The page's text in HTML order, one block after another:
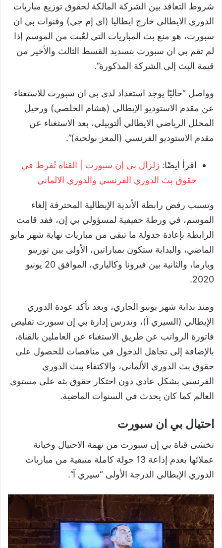
شروط التعاقد بين الشركة المالكة لحقوق توزيع مباريات
الدوري الايطالي خارج ايطاليا (اي إم جي) وقنوات بي ان
سبورت، هو منع بث المباريات التي لعُبت من الموسم إذا
لم تقم بي ان سبورت بتسديد القسط الثالث والأخير من
قيمة البث إلى الشركة المذكورة”.
وواصل “حاليًا يوجد استعداد لدى بي ان سبورت للاستغناء
عن مقدم الاستوديو الإيطالي (هشام الخلصي) ورحيل
المحلل الرياضي الايطالي ألتوبيلي، بعد الاستغناء عن
مقدم الاستوديو الفرنسي (المعز بولحية)”.
اقرأ ايضًا: زلزال بي إن سبورت | القناة تُفرط في
حقوق بث الدوري الفرنسي والدوري الالماني
وتسبب رفض رابطة الأندية الإيطالية المحترفة إلغاء
الموسم، في ورطة حقيقية لمسؤولي بي إن، فقد قامت
الرابطة بإعادة جدولة ما تبقى من مباريات نهاية شهر مايو
الماضي، والبداية ستكون بمباراتين، الأولى بين تورينو
وبارما، والثانية بين فيرونا وكالياري، الموافق 20 يونيو
2020
.
ومنذ بداية شهر يونيو الجاري، وبعد تأكد عودة الدوري
الإيطالي (السيري آ)، وتدرس إدارة بي إن سبورت تقليص
فاتورة الرواتب عن طريق الاستغناء عن العاملين بالقناة،
بالإضافة إلى تجاهل الدخول في مناقصات للحصول على
حقوق بث الدوري الألماني، والاكتفاء ببث الدوري
الفرنسي بشكل عادي دون احتكار حقوق بثه على مستوى
العالم كما كان يحدث في السنوات الماضية.
احتيال بي ان سبورت
تخشى قناة بي إن سبورت من تهمة الاحتيال وخيانة
عملائها بعدم إذاعة 13 جولة كاملة متبقية من مباريات
الدوري الإيطالي الدرجة الأولى “سيري آ”
.